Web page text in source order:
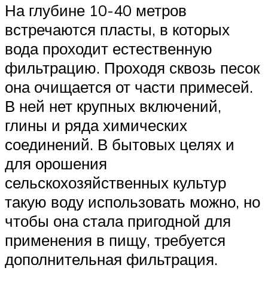
На глубине 10-40 метров
встречаются пласты, в которых
вода проходит естественную
фильтрацию. Проходя сквозь песок
она очищается от части примесей.
В ней нет крупных включений,
глины и ряда химических
соединений. В бытовых целях и
для орошения
сельскохозяйственных культур
такую воду использовать можно, но
чтобы она стала пригодной для
применения в пищу, требуется
дополнительная фильтрация.